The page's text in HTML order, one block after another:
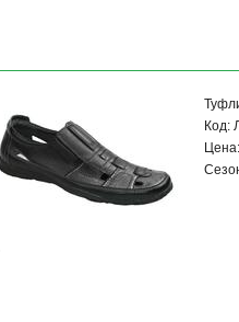
Код: